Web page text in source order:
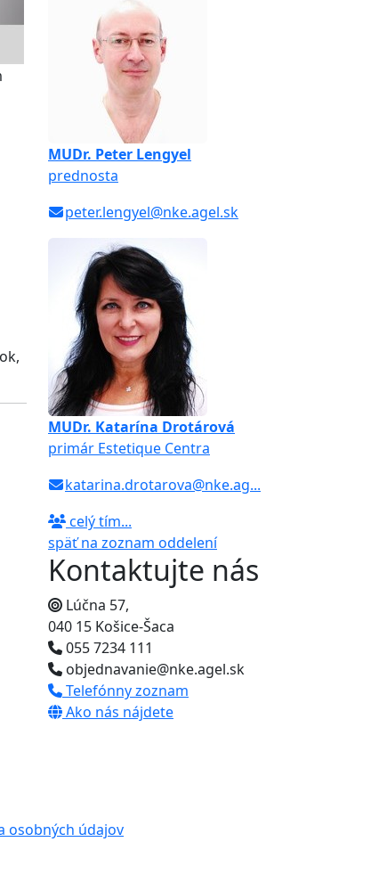
MUDr. Peter Lengyel
prednosta
peter.lengyel@nke.agel.sk
MUDr. Katarína Drotárová
primár Estetique Centra
katarina.drotarova@nke.ag...
celý tím...
späť na zoznam oddelení
Kontaktujte nás
Lúčna 57,
040 15 Košice-Šaca
055 7234 111
objednavanie@nke.agel.sk
Telefónny zoznam
Ako nás nájdete
osobných údajov